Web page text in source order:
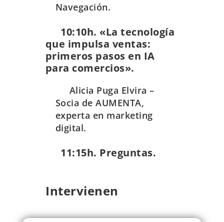
Navegación.
10:10h. «La tecnología
que impulsa ventas:
primeros pasos en IA
para comercios».
Alicia Puga Elvira –
Socia de AUMENTA,
experta en marketing
digital.
11:15h. Preguntas.
Intervienen